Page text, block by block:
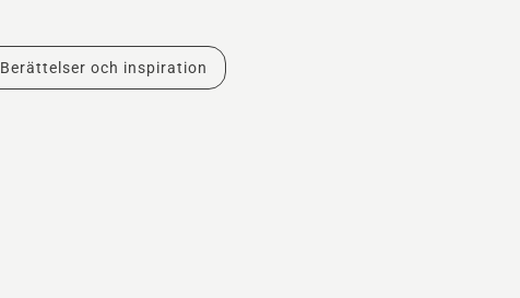
Berättelser och inspiration